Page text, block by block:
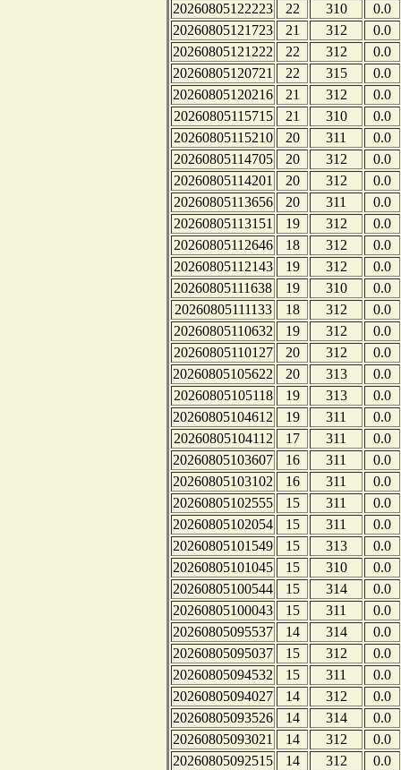
20260805122223
22 310
0.0
20260805121723
21 312
0.0
20260805121222
22 312
0.0
20260805120721
22 315
0.0
20260805120216
21 312
0.0
20260805115715
21 310
0.0
20260805115210
20 311
0.0
20260805114705
20 312
0.0
20260805114201
20 312
0.0
20260805113656
20 311
0.0
20260805113151
19 312
0.0
20260805112646
18 312
0.0
20260805112143
19 312
0.0
20260805111638
19 310
0.0
20260805111133
18 312
0.0
20260805110632
19 312
0.0
20260805110127
20 312
0.0
20260805105622
20 313
0.0
20260805105118
19 313
0.0
20260805104612
19 311
0.0
20260805104112
17 311
0.0
20260805103607
16 311
0.0
20260805103102
16 311
0.0
20260805102555
15 311
0.0
20260805102054
15 311
0.0
20260805101549
15 313
0.0
20260805101045
15 310
0.0
20260805100544
15 314
0.0
20260805100043
15 311
0.0
20260805095537
14 314
0.0
20260805095037
15 312
0.0
20260805094532
15 311
0.0
20260805094027
14 312
0.0
20260805093526
14 314
0.0
20260805093021
14 312
0.0
20260805092515
14 312
0.0